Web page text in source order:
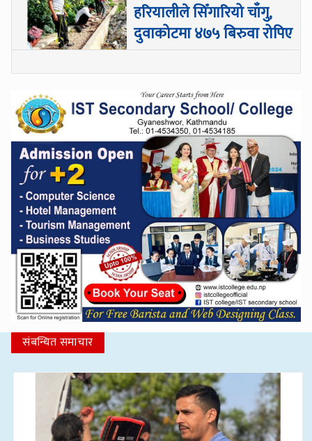
हरियालीले सिँगारियो चाँगु,
दुवाकोटमा ४७५ बिरुवा रोपिए
संबन्धित समाचार